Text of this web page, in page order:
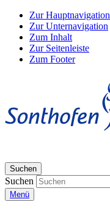
Zur Hauptnavigation
Zur Unternavigation
Zum Inhalt
Zur Seitenleiste
Zum Footer
Suchen
Suchen
Menü